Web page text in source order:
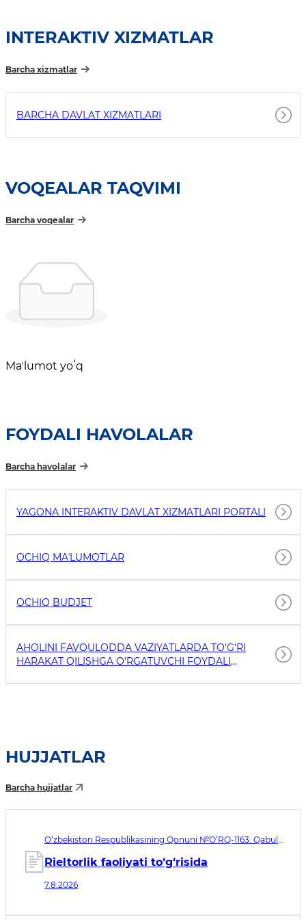
INTERAKTIV XIZMATLAR
Barcha xizmatlar
BARCHA DAVLAT XIZMATLARI
VOQEALAR TAQVIMI
Barcha voqealar
Maʼlumot yoʻq
FOYDALI HAVOLALAR
Barcha havolalar
YAGONA INTERAKTIV DAVLAT XIZMATLARI PORTALI
OCHIQ MAʼLUMOTLAR
OCHIQ BUDJET
AHOLINI FAVQULODDA VAZIYATLARDA TO'G'RI
HARAKAT QILISHGA O'RGATUVCHI FOYDALI
HUJJATLAR
Barcha hujjatlar
O‘zbekiston Respublikasining Qonuni №O‘RQ-1163. Qabul
Rieltorlik faoliyati to‘g‘risida
7.8.2026